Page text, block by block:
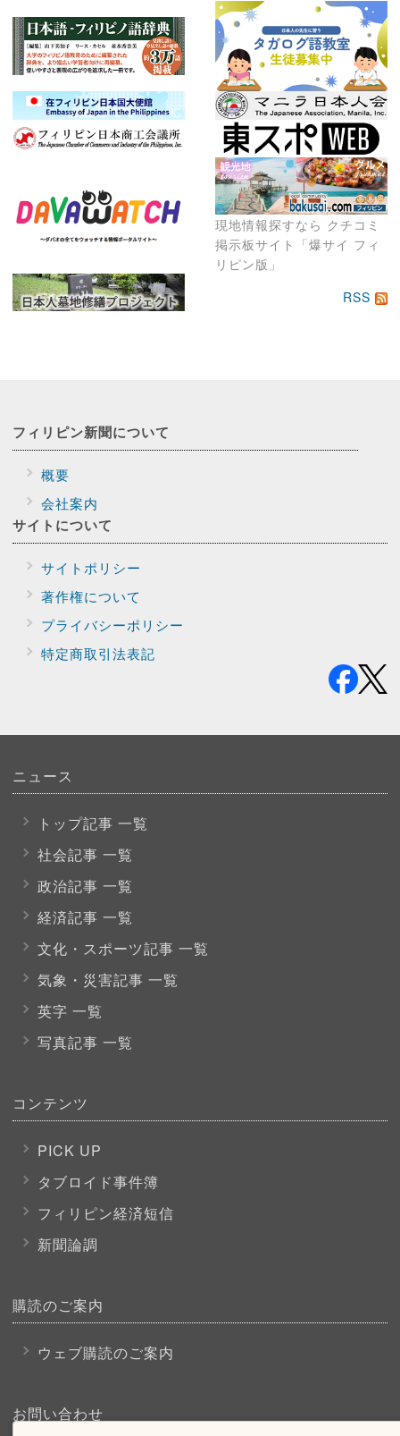
現地情報探すなら クチコミ
掲示板サイト「爆サイ フィ
リピン版」
RSS
フィリピン新聞について
概要
会社案内
サイトについて
サイトポリシー
著作権について
プライバシーポリシー
特定商取引法表記
ニュース
トップ記事 一覧
社会記事 一覧
政治記事 一覧
経済記事 一覧
文化・スポーツ記事 一覧
気象・災害記事 一覧
英字 一覧
写真記事 一覧
コンテンツ
PICK UP
タブロイド事件簿
フィリピン経済短信
新聞論調
購読のご案内
ウェブ購読のご案内
お問い合わせ